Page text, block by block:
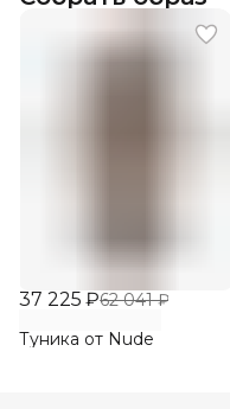
37 225 ₽62 041 ₽
Туника от Nude